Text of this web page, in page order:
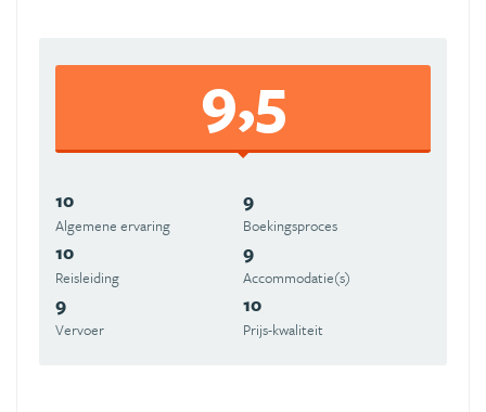
9,5
10
Algemene ervaring
9
Boekingsproces
10
Reisleiding
9
Accommodatie(s)
9
Vervoer
10
Prijs-kwaliteit